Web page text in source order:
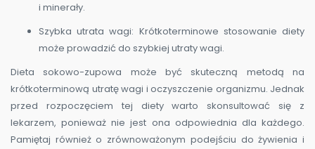
i minerały.
Szybka utrata wagi: Krótkoterminowe stosowanie diety
może prowadzić do szybkiej utraty wagi.
Dieta sokowo-zupowa może być skuteczną metodą na
krótkoterminową utratę wagi i oczyszczenie organizmu. Jednak
przed rozpoczęciem tej diety warto skonsultować się z
lekarzem, ponieważ nie jest ona odpowiednia dla każdego.
Pamiętaj również o zrównoważonym podejściu do żywienia i